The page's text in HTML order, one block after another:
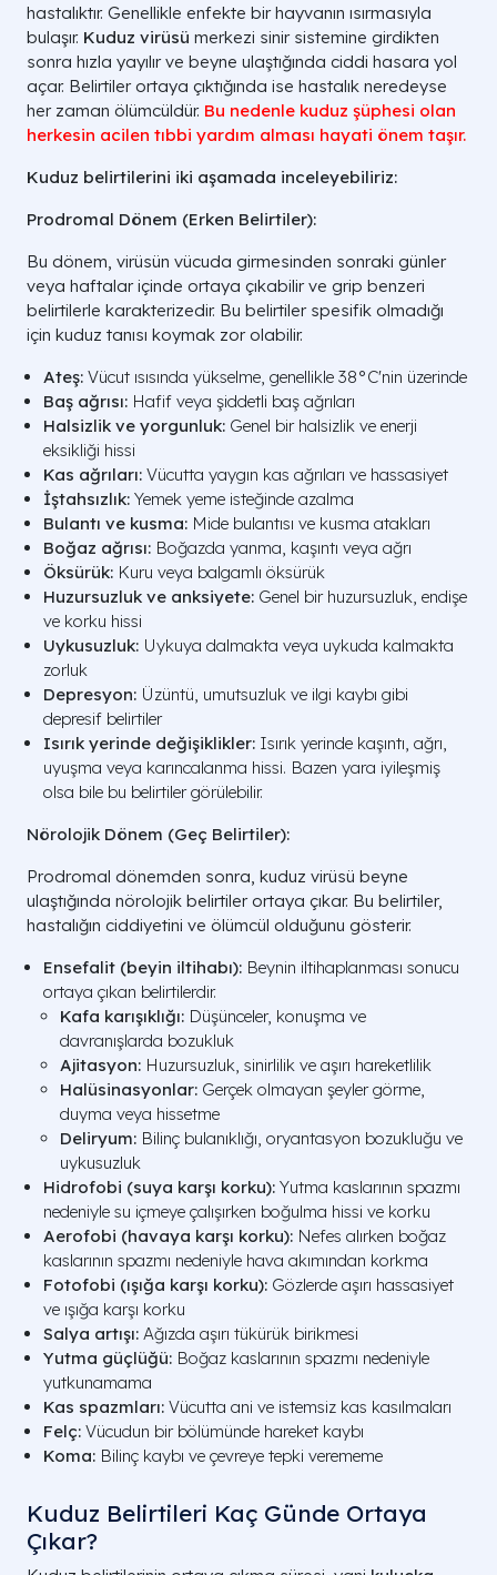
hastalıktır. Genellikle enfekte bir hayvanın ısırmasıyla
bulaşır. Kuduz virüsü merkezi sinir sistemine girdikten
sonra hızla yayılır ve beyne ulaştığında ciddi hasara yol
açar. Belirtiler ortaya çıktığında ise hastalık neredeyse
her zaman ölümcüldür. Bu nedenle kuduz şüphesi olan
herkesin acilen tıbbi yardım alması hayati önem taşır.
Kuduz belirtilerini iki aşamada inceleyebiliriz:
Prodromal Dönem (Erken Belirtiler):
Bu dönem, virüsün vücuda girmesinden sonraki günler
veya haftalar içinde ortaya çıkabilir ve grip benzeri
belirtilerle karakterizedir. Bu belirtiler spesifik olmadığı
için kuduz tanısı koymak zor olabilir.
Ateş: Vücut ısısında yükselme, genellikle 38°C'nin üzerinde
Baş ağrısı: Hafif veya şiddetli baş ağrıları
Halsizlik ve yorgunluk: Genel bir halsizlik ve enerji
eksikliği hissi
Kas ağrıları: Vücutta yaygın kas ağrıları ve hassasiyet
İştahsızlık: Yemek yeme isteğinde azalma
Bulantı ve kusma: Mide bulantısı ve kusma atakları
Boğaz ağrısı: Boğazda yanma, kaşıntı veya ağrı
Öksürük: Kuru veya balgamlı öksürük
Huzursuzluk ve anksiyete: Genel bir huzursuzluk, endişe
ve korku hissi
Uykusuzluk: Uykuya dalmakta veya uykuda kalmakta
zorluk
Depresyon: Üzüntü, umutsuzluk ve ilgi kaybı gibi
depresif belirtiler
Isırık yerinde değişiklikler: Isırık yerinde kaşıntı, ağrı,
uyuşma veya karıncalanma hissi. Bazen yara iyileşmiş
olsa bile bu belirtiler görülebilir.
Nörolojik Dönem (Geç Belirtiler):
Prodromal dönemden sonra, kuduz virüsü beyne
ulaştığında nörolojik belirtiler ortaya çıkar. Bu belirtiler,
hastalığın ciddiyetini ve ölümcül olduğunu gösterir.
Ensefalit (beyin iltihabı): Beynin iltihaplanması sonucu
ortaya çıkan belirtilerdir.
Kafa karışıklığı: Düşünceler, konuşma ve
davranışlarda bozukluk
Ajitasyon: Huzursuzluk, sinirlilik ve aşırı hareketlilik
Halüsinasyonlar: Gerçek olmayan şeyler görme,
duyma veya hissetme
Deliryum: Bilinç bulanıklığı, oryantasyon bozukluğu ve
uykusuzluk
Hidrofobi (suya karşı korku): Yutma kaslarının spazmı
nedeniyle su içmeye çalışırken boğulma hissi ve korku
Aerofobi (havaya karşı korku): Nefes alırken boğaz
kaslarının spazmı nedeniyle hava akımından korkma
Fotofobi (ışığa karşı korku): Gözlerde aşırı hassasiyet
ve ışığa karşı korku
Salya artışı: Ağızda aşırı tükürük birikmesi
Yutma güçlüğü: Boğaz kaslarının spazmı nedeniyle
yutkunamama
Kas spazmları: Vücutta ani ve istemsiz kas kasılmaları
Felç: Vücudun bir bölümünde hareket kaybı
Koma: Bilinç kaybı ve çevreye tepki verememe
Kuduz Belirtileri Kaç Günde Ortaya
Çıkar​?